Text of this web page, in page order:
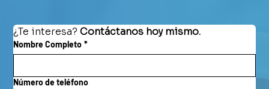
¿Te interesa? Contáctanos hoy mismo.
Nombre Completo *
Número de teléfono